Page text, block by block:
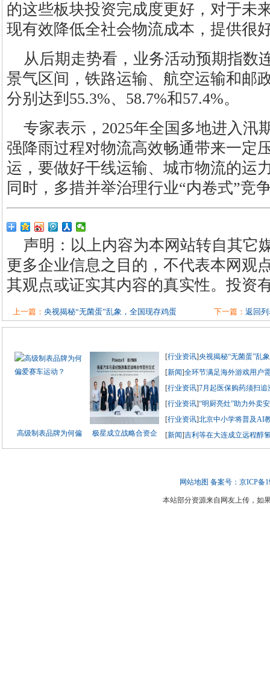
的这些板块投资完成度更好，对于未
现有效降低全社会物流成本，提供很
从后期走势看，业务活动预期指数
景气区间，铁路运输、航空运输和邮
分别达到55.3%、58.7%和57.4%。
专家表示，2025年全国多地进入汛
强降雨过程对物流高效畅通带来一定
运，要做好干线运输、城市物流的运
同时，多措并举治理行业“内卷式”竞
声明：以上内容为本网站转自其它
更多企业信息之目的，不代表本网观
其观点或证实其内容的真实性。投资
上一篇： 央视揭秘“无菌蛋”乱象，全国现存鸡蛋 下一篇： 返回
高级制表品牌为何偏 极星成立战略合资企
[行业资讯]央视揭秘“无菌蛋”乱
[新闻]全环节满足海外游戏用户
[行业资讯]7月起医保购药须扫
[行业资讯]“明厨亮灶”助力外卖
[行业资讯]北京中小学将普及AI
[新闻]吉利等在大连成立远程醇
网站地图 备案号：京ICP备
本站部分资源来自网友上传，如